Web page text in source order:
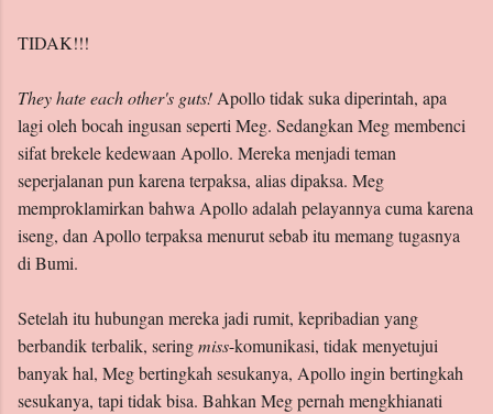
TIDAK!!!
They hate each other's guts! Apollo tidak suka diperintah, apa
lagi oleh bocah ingusan seperti Meg. Sedangkan Meg membenci
sifat brekele kedewaan Apollo. Mereka menjadi teman
seperjalanan pun karena terpaksa, alias dipaksa. Meg
memproklamirkan bahwa Apollo adalah pelayannya cuma karena
iseng, dan Apollo terpaksa menurut sebab itu memang tugasnya
di Bumi.
Setelah itu hubungan mereka jadi rumit, kepribadian yang
berbandik terbalik, seringmiss-komunikasi, tidak menyetujui
banyak hal, Meg bertingkah sesukanya, Apollo ingin bertingkah
sesukanya, tapi tidak bisa. Bahkan Meg pernah mengkhianati